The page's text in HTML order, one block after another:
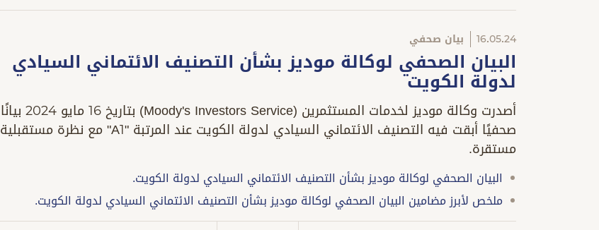
16.05.24 بيان صحفي
البيان الصحفي لوكالة موديز بشأن التصنيف الائتماني السيادي
لدولة الكويت
أصدرت وكالة موديز لخدمات المستثمرين (Moody's Investors Service) بتاريخ 16 مايو 2024 بيانًا
صحفيًا أبقت فيه التصنيف الائتماني السيادي لدولة الكويت عند المرتبة "A1" مع نظرة مستقبلية
مستقرة.
البيان الصحفي لوكالة موديز بشأن التصنيف الائتماني السيادي لدولة الكويت.
ملخص لأبرز مضامين البيان الصحفي لوكالة موديز بشأن التصنيف الائتماني السيادي لدولة الكويت.